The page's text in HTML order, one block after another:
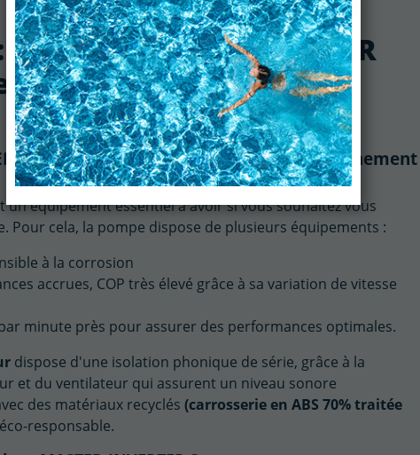
à chaleur MASTER
Polytropic
S+, un appareil respectueux de l'environnement
un équipement essentiel à avoir si vous souhaitez vous
Pour cela, la pompe dispose de plusieurs équipements :
à la corrosion
accrues, COP très élevé grâce à sa variation de vitesse
minute près pour assurer des performances optimales.
dispose d'une isolation phonique de série, grâce à la
et du ventilateur qui assurent un niveau sonore
des matériaux recyclés (carrosserie en ABS 70% traitée
responsable.